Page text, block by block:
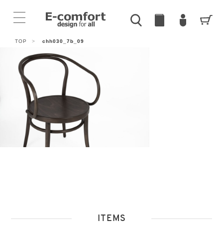
TOP > chh030_7b_09
ITEMS